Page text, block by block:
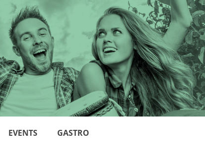
EVENTS GASTRO